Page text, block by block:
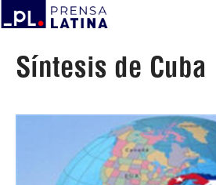
Síntesis de Cuba